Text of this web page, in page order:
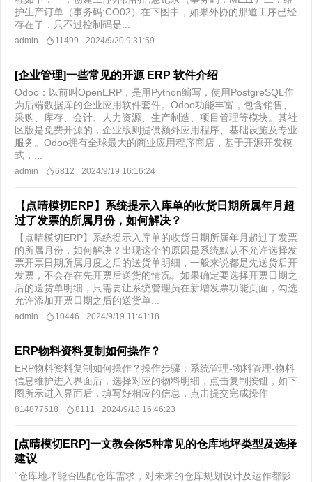
护生产订单（事务码:CO02）在下图中，如果外协的那道工序已经
存在了，只不过控制码是...
admin 11499 2024/9/20 9:31:59
[企业管理]一些常见的开源 ERP 软件介绍
Odoo：以前叫OpenERP，是用Python编写，使用PostgreSQL作
为后端数据库的企业应用软件套件。Odoo功能丰富，包含销售、
采购、库存、会计、人力资源、生产制造、项目管理等模块。其社
区版是免费开源的，企业版则提供额外应用程序、基础设施及专业
服务。Odoo拥有全球最大的商业应用程序商店，基于开源开发模
式，...
admin 6812 2024/9/19 16:16:24
【点晴模切ERP】系统提示入库单的收货日期所属年月超
过了发票的所属月份，如何解决？
【点晴模切ERP】系统提示入库单的收货日期所属年月超过了发票
的所属月份，如何解决？出现这个的原因是系统默认不允许选择发
票开票日期所属月度之后的送货单明细，一般来说都是先送货后开
发票，不会存在先开票后送货的情况。如果确定要选择开票日期之
后的送货单明细，只需要让系统管理员在新增发票功能页面，勾选
允许添加开票日期之后的送货单...
admin 10446 2024/9/19 11:41:18
ERP物料资料复制如何操作？
ERP物料资料复制如何操作？操作步骤：系统管理-物料管理-物料
信息维护进入界面后，选择对应的物料明细，点击复制按钮，如下
图所示进入界面后，填写好相应的信息，点击提交完成操作
814877518 8111 2024/9/18 16:46:23
[点晴模切ERP]一文教会你5种常见的仓库地坪类型及选择
建议
“仓库地坪能否匹配仓库需求，对未来的仓库规划设计及运作都影